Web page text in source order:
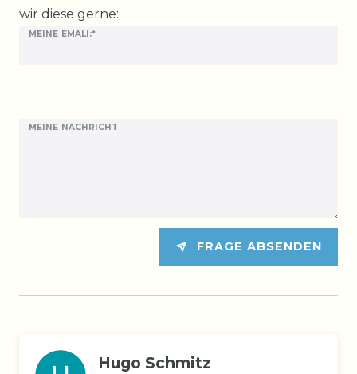
wir diese gerne:
MEINE EMALI:*
MEINE NACHRICHT
FRAGE ABSENDEN
Hugo Schmitz